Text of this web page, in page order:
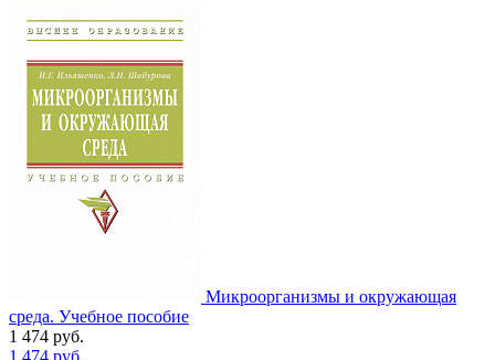
Микроорганизмы и окружающая
среда. Учебное пособие
1 474 руб.
1 474 руб.